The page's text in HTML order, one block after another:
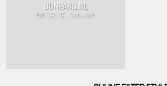
BONPARD.NL
BEDRIJF, ONLINE